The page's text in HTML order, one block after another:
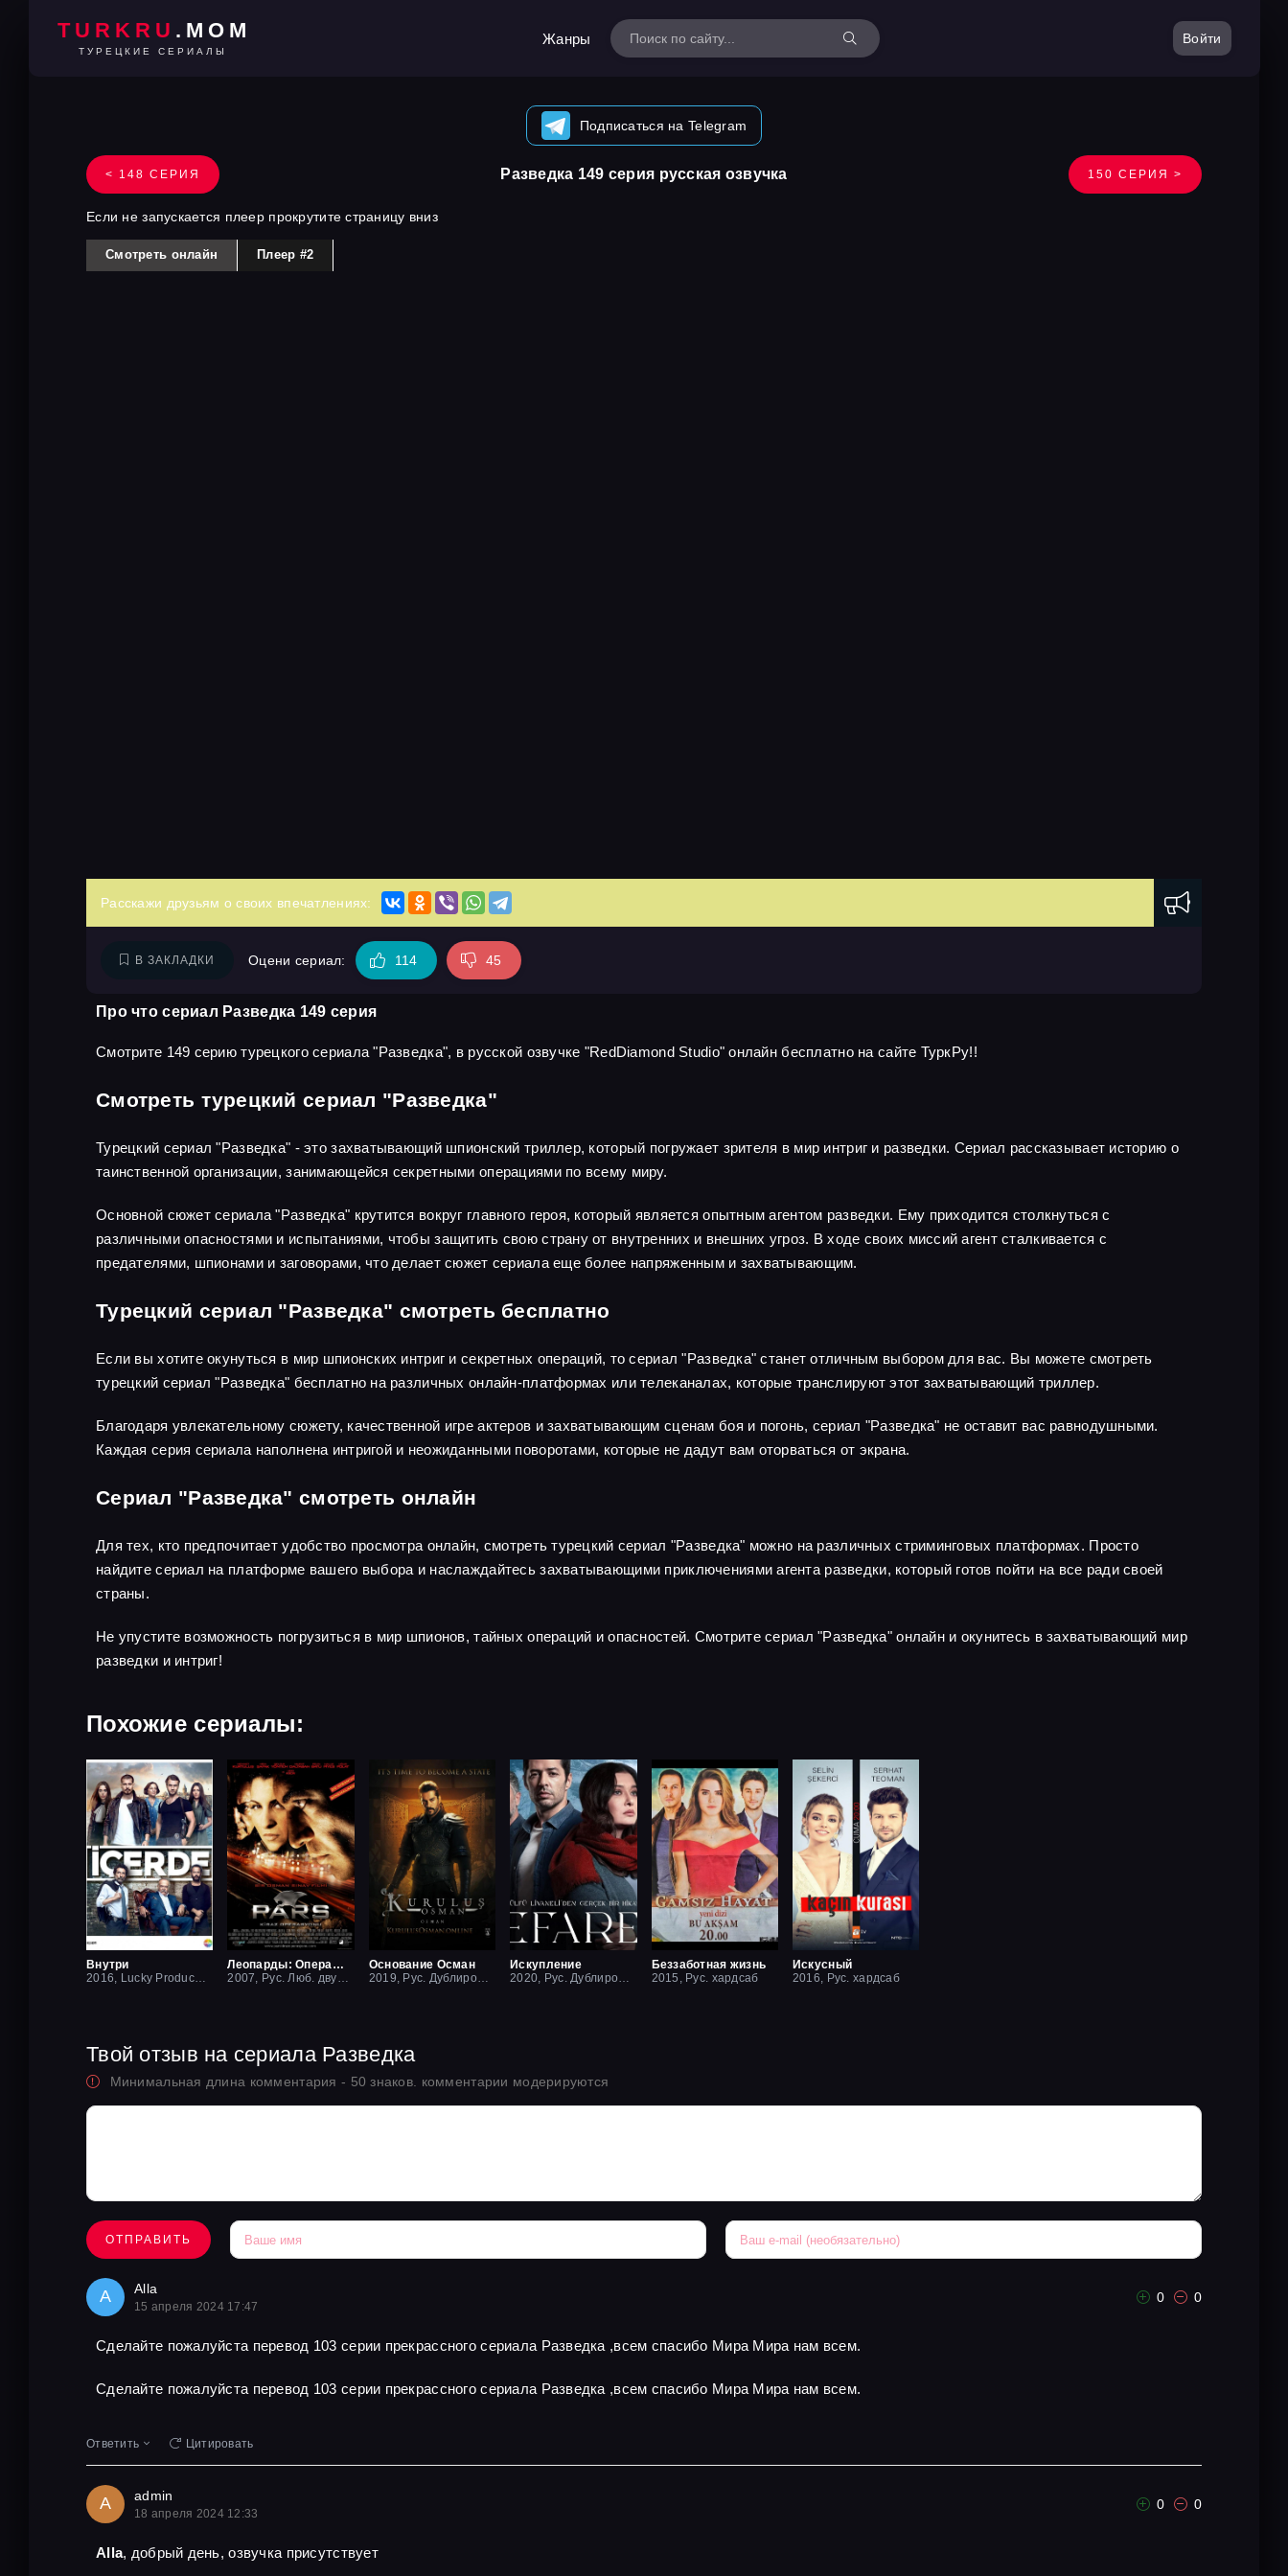
TURKRU .MOM
ТУРЕЦКИЕ СЕРИАЛЫ
Жанры Войти
Подписаться на Telegram
< 148 СЕРИЯ Разведка 149 серия русская озвучка 150 СЕРИЯ >
Если не запускается плеер прокрутите страницу вниз
Смотреть онлайн Плеер #2
Расскажи друзьям о своих впечатлениях:
В ЗАКЛАДКИ Оцени сериал: 114 45
Про что сериал Разведка 149 серия
Смотрите 149 серию турецкого сериала "Разведка", в русской озвучке "RedDiamond Studio" онлайн бесплатно на сайте ТуркРу!!
Смотреть турецкий сериал "Разведка"
Турецкий сериал "Разведка" - это захватывающий шпионский триллер, который погружает зрителя в мир интриг и разведки. Сериал рассказывает историю о
таинственной организации, занимающейся секретными операциями по всему миру.
Основной сюжет сериала "Разведка" крутится вокруг главного героя, который является опытным агентом разведки. Ему приходится столкнуться с
различными опасностями и испытаниями, чтобы защитить свою страну от внутренних и внешних угроз. В ходе своих миссий агент сталкивается с
предателями, шпионами и заговорами, что делает сюжет сериала еще более напряженным и захватывающим.
Турецкий сериал "Разведка" смотреть бесплатно
Если вы хотите окунуться в мир шпионских интриг и секретных операций, то сериал "Разведка" станет отличным выбором для вас. Вы можете смотреть
турецкий сериал "Разведка" бесплатно на различных онлайн-платформах или телеканалах, которые транслируют этот захватывающий триллер.
Благодаря увлекательному сюжету, качественной игре актеров и захватывающим сценам боя и погонь, сериал "Разведка" не оставит вас равнодушными.
Каждая серия сериала наполнена интригой и неожиданными поворотами, которые не дадут вам оторваться от экрана.
Сериал "Разведка" смотреть онлайн
Для тех, кто предпочитает удобство просмотра онлайн, смотреть турецкий сериал "Разведка" можно на различных стриминговых платформах. Просто
найдите сериал на платформе вашего выбора и наслаждайтесь захватывающими приключениями агента разведки, который готов пойти на все ради своей
страны.
Не упустите возможность погрузиться в мир шпионов, тайных операций и опасностей. Смотрите сериал "Разведка" онлайн и окунитесь в захватывающий мир
разведки и интриг!
Похожие сериалы:
Внутри
Леопарды: Операция вишня
Основание Осман
Искупление
Беззаботная жизнь
2015, Рус. хардсаб
Искусный
2016, Рус. хардсаб
Твой отзыв на сериала Разведка
Минимальная длина комментария - 50 знаков. комментарии модерируются
ОТПРАВИТЬ
A Alla
15 апреля 2024 17:47
0 0
Сделайте пожалуйста перевод 103 серии прекрассного сериала Разведка ,всем спасибо Мира Мира нам всем.
Сделайте пожалуйста перевод 103 серии прекрассного сериала Разведка ,всем спасибо Мира Мира нам всем.
Ответить Цитировать
A admin
18 апреля 2024 12:33
0 0
Alla, добрый день, озвучка присутствует